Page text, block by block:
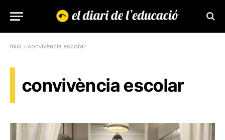
Inici » convivència escolar
convivència escolar